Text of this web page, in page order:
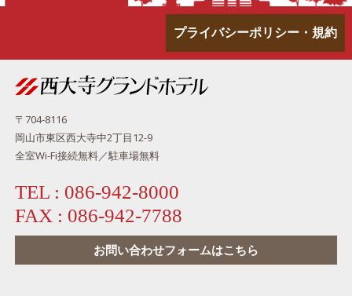
プライバシーポリシー・規約
〒704-8116
岡山市東区西大寺中2丁目12-9
全室Wi-Fi接続無料／駐車場無料
TEL : 086-942-8000
FAX : 086-942-7788
お問い合わせフォームはこちら